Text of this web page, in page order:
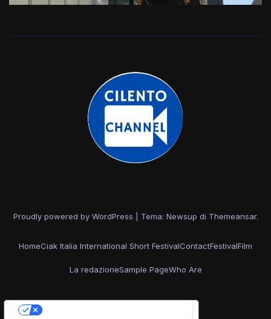
Proudly powered by WordPress Tema: Newsup di Themeansar.
HomeCiak Italia International Short FestivalContactFestivalFilm
La redazioneSample PageWho Are